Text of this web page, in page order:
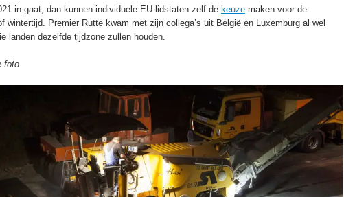
in gaat, dan kunnen individuele EU-lidstaten zelf de keuze maken voor de
wintertijd. Premier Rutte kwam met zijn collega’s uit België en Luxemburg al wel
landen dezelfde tijdzone zullen houden.
foto